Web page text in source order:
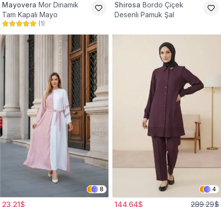
Mayovera Mor Dinamik
Tam Kapalı Mayo
(1)
Shirosa Bordo Çiçek
Desenli Pamuk Şal
8
23,21$
4
144,64$ 289,29$